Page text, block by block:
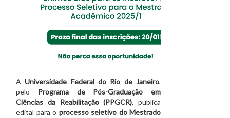
AUniversidade Federal do Rio de Janeiro,
pelo Programa de Pós-Graduação em
Ciências da Reabilitação (PPGCR), publica
edital para o processo seletivo do Mestrado